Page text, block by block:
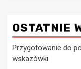
OSTATNIE
Przygotowanie do
wskazówki